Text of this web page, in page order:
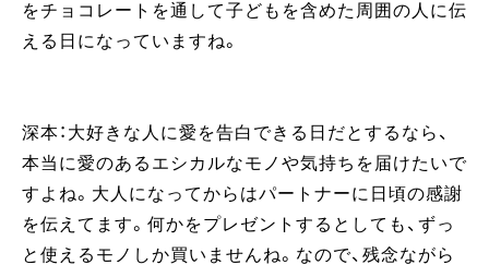
をチョコレートを通して子どもを含めた周囲の人に伝
える日になっていますね。
深本：大好きな人に愛を告白できる日だとするなら、
本当に愛のあるエシカルなモノや気持ちを届けたいで
すよね。大人になってからはパートナーに日頃の感謝
を伝えてます。何かをプレゼントするとしても、ずっ
と使えるモノしか買いませんね。なので、残念ながら